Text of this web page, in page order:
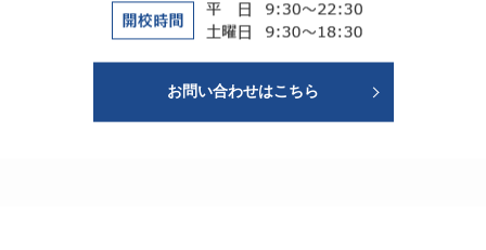
お問い合わせはこちら